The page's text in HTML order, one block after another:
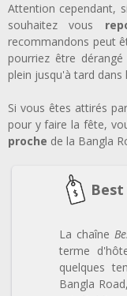
Attention cependant,
souhaitez vous
recommandons peut
pourriez être
plein jusqu'à tard dans
Si vous êtes attirés
pour y faire la fête,
proche de la Bangla
La chaîne
terme
quelques
Bangla